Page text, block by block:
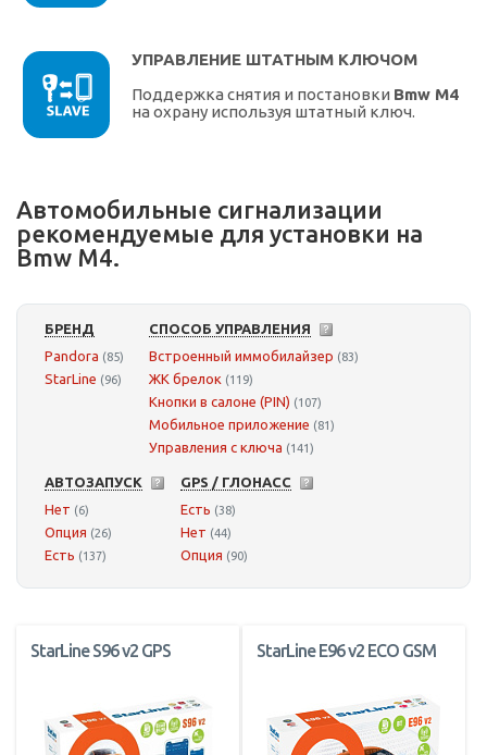
УПРАВЛЕНИЕ ШТАТНЫМ КЛЮЧОМ
Поддержка снятия и постановки Bmw M4
на охрану используя штатный ключ.
Автомобильные сигнализации
рекомендуемые для установки на
Bmw M4.
БРЕНД
Pandora (85)
StarLine (96)
СПОСОБ УПРАВЛЕНИЯ
Встроенный иммобилайзер (83)
ЖК брелок (119)
Кнопки в салоне (PIN) (107)
Мобильное приложение (81)
Управления с ключа (141)
АВТОЗАПУСК
Нет (6)
Опция (26)
Есть (137)
GPS / ГЛОНАСС
Есть (38)
Нет (44)
Опция (90)
StarLine S96 v2 GPS StarLine E96 v2 ECO GSM